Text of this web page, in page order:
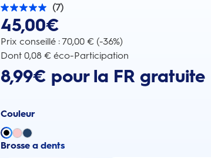
(7)
5.0
sur
5
étoiles.
7
avis
45,00€
Prix conseillé : 70,00 € (-36%)
Dont 0,08 € éco-Participation
8,99€ pour la FR gratuite
Couleur
Brosse a dents